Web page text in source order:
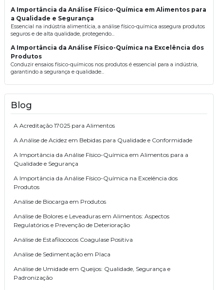
A Importância da Análise Físico-Química em Alimentos para
a Qualidade e Segurança
Essencial na indústria alimentícia, a análise físico-química assegura produtos
seguros e de alta qualidade, protegendo...
A Importância da Análise Físico-Química na Excelência dos
Produtos
Conduzir ensaios físico-químicos nos produtos é essencial para a indústria,
garantindo a segurança e qualidade...
Blog
A Acreditação 17025 para Alimentos
A Análise de Acidez em Bebidas para Qualidade e Conformidade
A Importância da Análise Físico-Química em Alimentos para a
Qualidade e Segurança
A Importância da Análise Físico-Química na Excelência dos
Produtos
Análise de Biocarga em Produtos
Análise de Bolores e Leveaduras em Alimentos: Aspectos
Regulatórios e Prevenção de Deterioração
Análise de Estafilococos Coagulase Positiva
Análise de Sedimentação em Placa
Análise de Umidade em Queijos: Qualidade, Segurança e
Padronização